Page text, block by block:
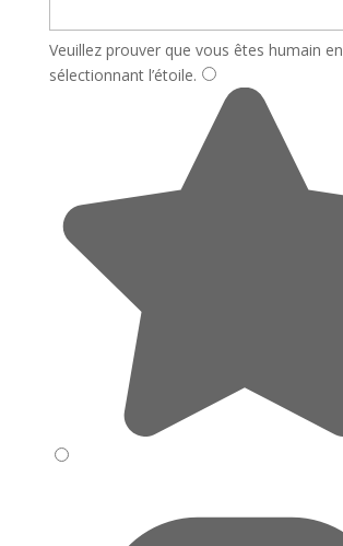
Veuillez prouver que vous êtes humain en
sélectionnantl’étoile.